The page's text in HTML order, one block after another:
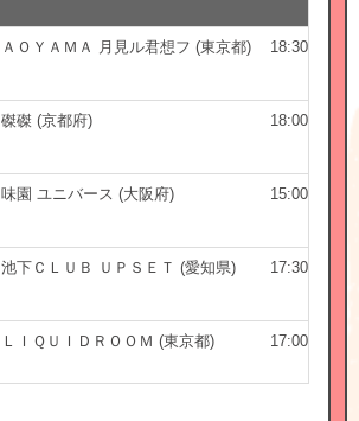
ＡＯＹＡＭＡ 月見ル君想フ (東京都) 18:30 ／
磔磔 (京都府) 18:00 ／
味園 ユニバース (大阪府) 15:00 ／
池下ＣＬＵＢ ＵＰＳＥＴ (愛知県) 17:30 ／
ＬＩＱＵＩＤＲＯＯＭ (東京都) 17:00